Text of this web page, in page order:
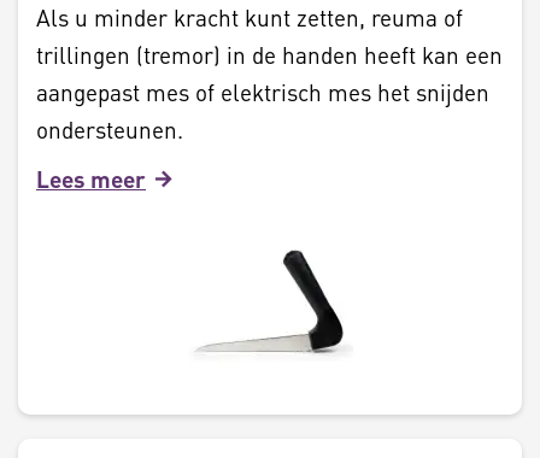
Als u minder kracht kunt zetten, reuma of
trillingen (tremor) in de handen heeft kan een
aangepast mes of elektrisch mes het snijden
ondersteunen.
Lees meer